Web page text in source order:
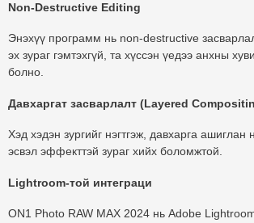
Non-Destructive Editing
Энэхүү программ нь non-destructive
эх зураг гэмтэхгүй, та хүссэн үедээ анхны
болно.
Давхаргат засварлалт (Layered
Хэд хэдэн зургийг нэгтгэж, давхарга ашиглан
эсвэл эффекттэй зураг хийх боломжтой.
Lightroom-той интеграци
ON1 Photo RAW MAX 2024 нь Adobe